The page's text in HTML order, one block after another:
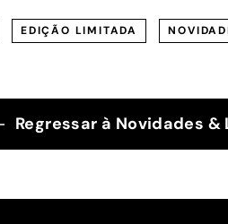
EDIÇÃO LIMITADA
Regressar à Novidades